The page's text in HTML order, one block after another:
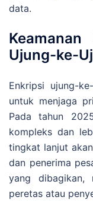
data.
Ujung-ke-
Enkripsi ujung-
untuk menjaga
Pada tahun
kompleks dan
tingkat lanjut
dan penerima
yang dibagikan,
peretas atau